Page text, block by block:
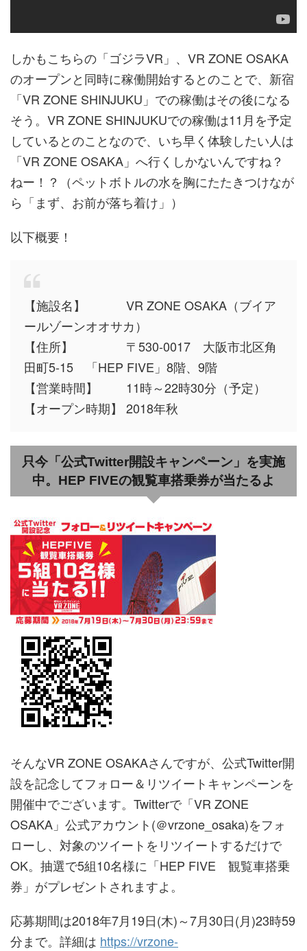
しかもこちらの「ゴジラVR」、VR ZONE OSAKA
のオープンと同時に稼働開始するとのことで、新宿
「VR ZONE SHINJUKU」での稼働はその後になる
そう。VR ZONE SHINJUKUでの稼働は11月を予定
しているとのことなので、いち早く体験したい人は
「VR ZONE OSAKA」へ行くしかないんですね？
ねー！？（ペットボトルの水を胸にたたきつけなが
ら「まず、お前が落ち着け」）
以下概要！
【施設名】 VR ZONE OSAKA（ブイア
ールゾーンオオサカ）
【住所】 〒530-0017 大阪市北区角
田町5-15 「HEP FIVE」8階、9階
【営業時間】 11時～22時30分（予定）
【オープン時期】 2018年秋
只今「公式Twitter開設キャンペーン」を実施
中。HEP FIVEの観覧車搭乗券が当たるよ
そんなVR ZONE OSAKAさんですが、公式Twitter開
設を記念してフォロー＆リツイートキャンペーンを
開催中でございます。Twitterで「VR ZONE
OSAKA」公式アカウント(＠vrzone_osaka)をフォ
ローし、対象のツイートをリツイートするだけで
OK。抽選で5組10名様に「HEP FIVE 観覧車搭乗
券」がプレゼントされますよ。
応募期間は2018年7月19日(木)～7月30日(月)23時59
分まで。詳細は https://vrzone-